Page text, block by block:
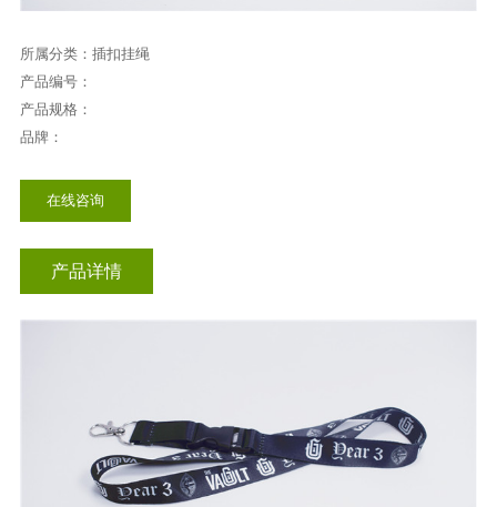
所属分类：插扣挂绳
产品编号：
产品规格：
品牌：
在线咨询
产品详情